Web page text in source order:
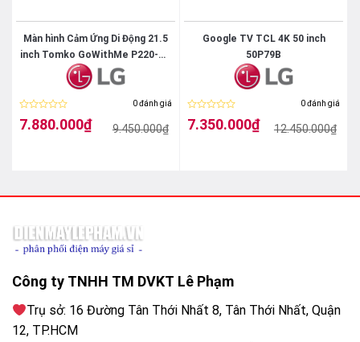
QLED Color – dải màu rộng
Công nghệ Quantum Dot giúp hiển thị hàng tỷ sắc thái
màu, mang lại hình ảnh rực rỡ và chân thực hơn.
Màn hình Cảm Ứng Di Động 21.5
inch Tomko GoWithMe P220-CB
( Camera)
Được
xếp
0 đánh giá
9.450.000₫
Giá
7.880.000₫
Giá
Google TV TCL 4K 50 inch
50P79B
Được
xếp
0 đánh giá
12.450.000₫
Giá
7.350.000₫
Giá
Công ty TNHH TM DVKT Lê Phạm
Trụ sở: 16 Đường Tân Thới Nhất 8, Tân Thới Nhất, Quận
12, TP.HCM